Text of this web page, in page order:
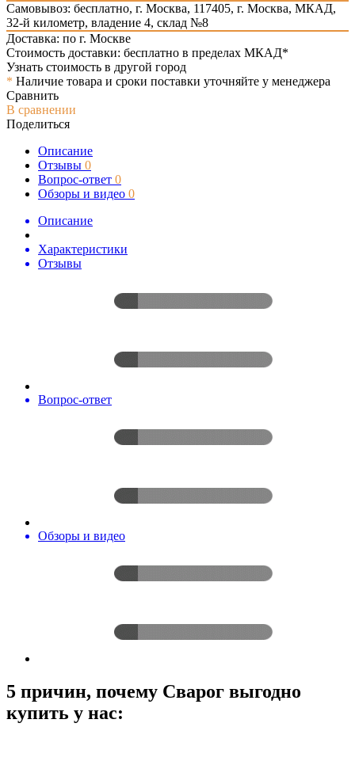
Самовывоз: бесплатно, г. Москва, 117405, г. Москва, МКАД,
32-й километр, владение 4, склад №8
Доставка: по г. Москве
Стоимость доставки: бесплатно в пределах МКАД*
Узнать стоимость в другой город
* Наличие товара и сроки поставки уточняйте у менеджера
Сравнить
В сравнении
Поделиться
Описание
Отзывы 0
Вопрос-ответ 0
Обзоры и видео 0
Описание
Характеристики
Отзывы
Вопрос-ответ
Обзоры и видео
5 причин, почему Сварог выгодно
купить у нас: